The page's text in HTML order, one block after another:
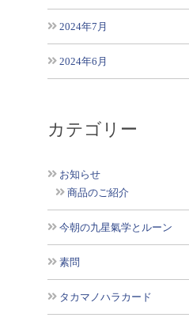
2024年7月
2024年6月
カテゴリー
お知らせ
商品のご紹介
今朝の九星氣学とルーン
素問
タカマノハラカード